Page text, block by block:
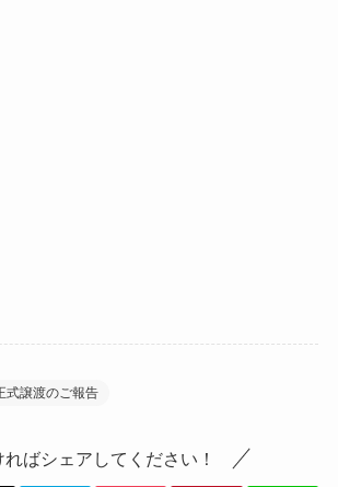
式譲渡のご報告
ればシェアしてください！